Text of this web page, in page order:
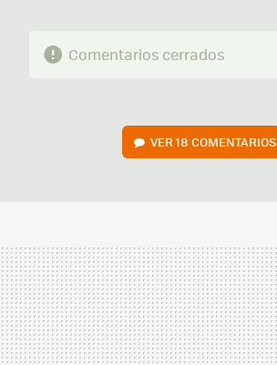
Comentarios cerrados
VER18 COMENTARIOS